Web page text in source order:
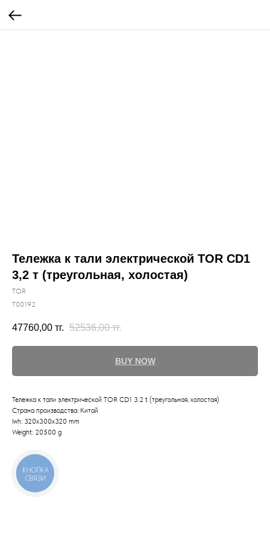
Тележка к тали электрической TOR CD1
3,2 т (треугольная, холостая)
TOR
T00192
47760,00 тг. 52536,00 тг.
BUY NOW
Тележка к тали электрической TOR CD1 3.2 t (треугольная, холостая)
Страна производства: Китай
lwh: 320x300x320 mm
Weight: 20500 g
КНОПКА
СВЯЗИ